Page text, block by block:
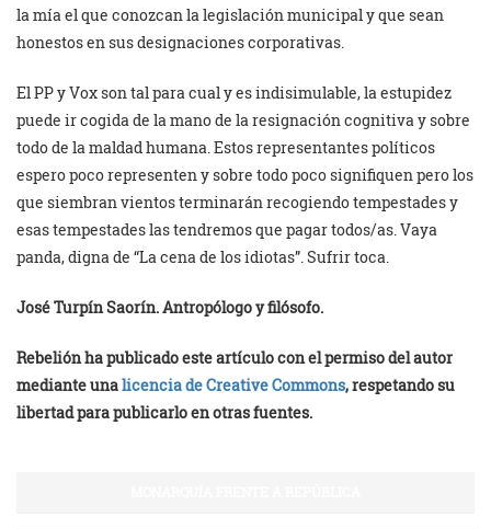
la mía el que conozcan la legislación municipal y que sean
honestos en sus designaciones corporativas.
El PP y Vox son tal para cual y es indisimulable, la estupidez
puede ir cogida de la mano de la resignación cognitiva y sobre
todo de la maldad humana. Estos representantes políticos
espero poco representen y sobre todo poco signifiquen pero los
que siembran vientos terminarán recogiendo tempestades y
esas tempestades las tendremos que pagar todos/as. Vaya
panda, digna de “La cena de los idiotas”. Sufrir toca.
José Turpín Saorín. Antropólogo y filósofo.
Rebelión ha publicado este artículo con el permiso del autor
mediante unalicencia de Creative Commons, respetando su
libertad para publicarlo en otras fuentes.